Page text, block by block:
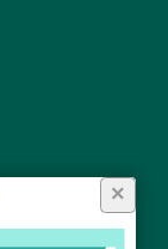
×